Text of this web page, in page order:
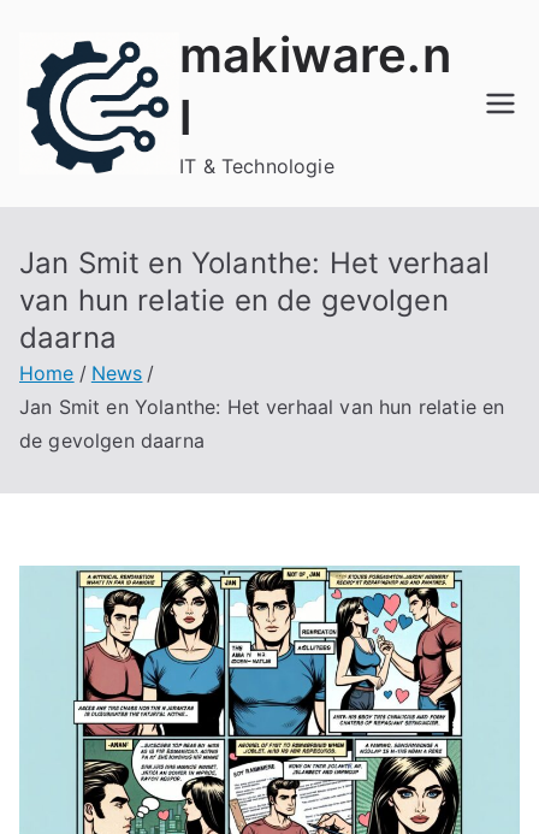
inhoud
makiware.n
l
IT & Technologie
Jan Smit en Yolanthe: Het verhaal
van hun relatie en de gevolgen
daarna
Home
News
Jan Smit en Yolanthe: Het verhaal van hun relatie en
de gevolgen daarna